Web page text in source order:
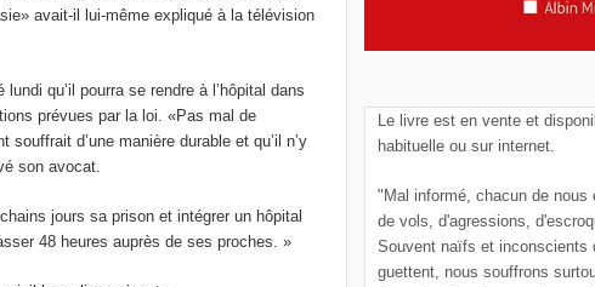
avait-il lui-même expliqué à la télévision
qu’il pourra se rendre à l’hôpital dans
prévues par la loi. «Pas mal de
d’une manière durable et qu’il n’y
son avocat.
jours sa prison et intégrer un hôpital
48 heures auprès de ses proches. »
Le livre est en vente et
habituelle ou sur internet.
"Mal informé, chacun de
de vols, d'agressions,
Souvent naïfs et inconscients
guettent, nous souffrons